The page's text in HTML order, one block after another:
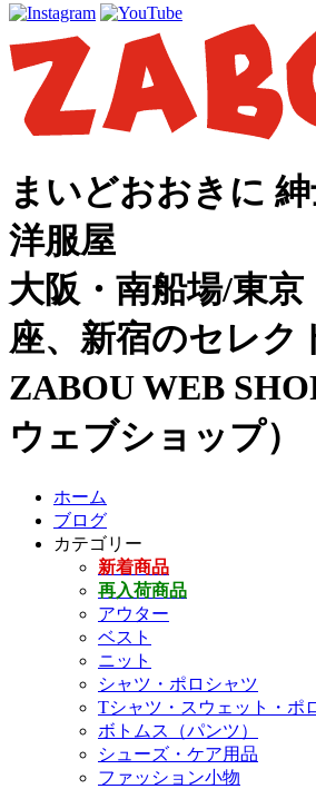
まいどおおきに
洋服屋
大阪・南船場/東京
座、新宿のセレク
ZABOU WEB
ウェブショップ）
ホーム
ブログ
カテゴリー
新着商品
再入荷商品
アウター
ベスト
ニット
シャツ・ポロシャツ
Tシャツ・スウェット・ポ
ボトムス（パンツ）
シューズ・ケア用品
ファッション小物